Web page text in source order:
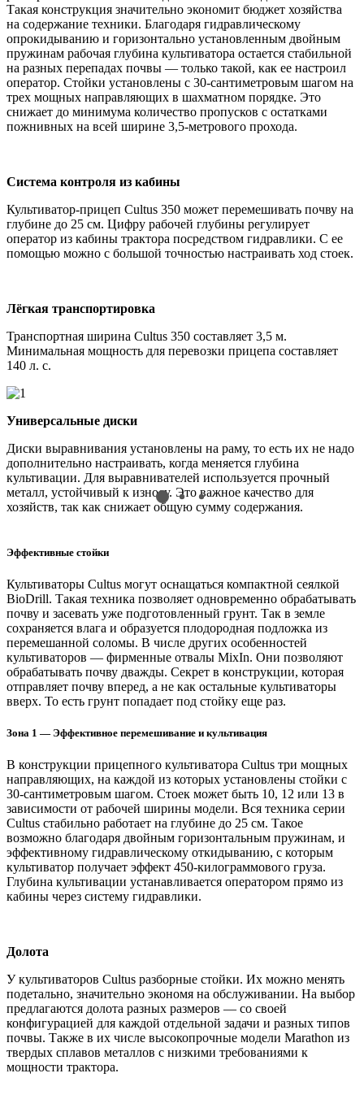
Такая конструкция значительно экономит бюджет хозяйства
на содержание техники. Благодаря гидравлическому
опрокидыванию и горизонтально установленным двойным
пружинам рабочая глубина культиватора остается стабильной
на разных перепадах почвы — только такой, как ее настроил
оператор. Стойки установлены с 30-сантиметровым шагом на
трех мощных направляющих в шахматном порядке. Это
снижает до минимума количество пропусков с остатками
пожнивных на всей ширине 3,5-метрового прохода.
Система контроля из кабины
Культиватор-прицеп Cultus 350 может перемешивать почву на
глубине до 25 см. Цифру рабочей глубины регулирует
оператор из кабины трактора посредством гидравлики. С ее
помощью можно с большой точностью настраивать ход стоек.
Лёгкая транспортировка
Транспортная ширина Cultus 350 составляет 3,5 м.
Минимальная мощность для перевозки прицепа составляет
140 л. с.
Универсальные диски
Диски выравнивания установлены на раму, то есть их не надо
дополнительно настраивать, когда меняется глубина
культивации. Для выравнивателей используется прочный
металл, устойчивый к износу. Это важное качество для
хозяйств, так как снижает общую сумму содержания.
Эффективные стойки
Культиваторы Cultus могут оснащаться компактной сеялкой
BioDrill. Такая техника позволяет одновременно обрабатывать
почву и засевать уже подготовленный грунт. Так в земле
сохраняется влага и образуется плодородная подложка из
перемешанной соломы. В числе других особенностей
культиваторов — фирменные отвалы MixIn. Они позволяют
обрабатывать почву дважды. Секрет в конструкции, которая
отправляет почву вперед, а не как остальные культиваторы
вверх. То есть грунт попадает под стойку еще раз.
Зона 1 — Эффективное перемешивание и культивация
В конструкции прицепного культиватора Cultus три мощных
направляющих, на каждой из которых установлены стойки с
30-сантиметровым шагом. Стоек может быть 10, 12 или 13 в
зависимости от рабочей ширины модели. Вся техника серии
Cultus стабильно работает на глубине до 25 см. Такое
возможно благодаря двойным горизонтальным пружинам, и
эффективному гидравлическому откидыванию, с которым
культиватор получает эффект 450-килограммового груза.
Глубина культивации устанавливается оператором прямо из
кабины через систему гидравлики.
Долота
У культиваторов Cultus разборные стойки. Их можно менять
подетально, значительно экономя на обслуживании. На выбор
предлагаются долота разных размеров — со своей
конфигурацией для каждой отдельной задачи и разных типов
почвы. Также в их числе высокопрочные модели Marathon из
твердых сплавов металлов с низкими требованиями к
мощности трактора.